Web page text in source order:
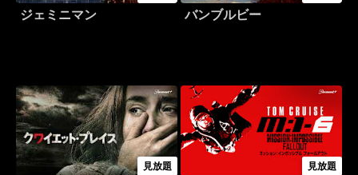
ジェミニマン バンブルビー
見放題 見放題